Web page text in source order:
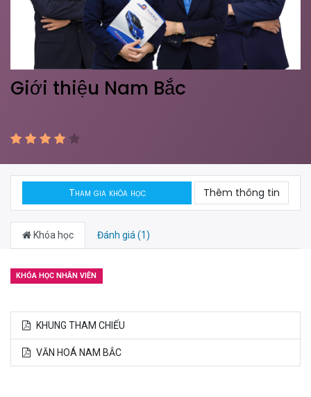
Giới thiệu Nam Bắc
Tham gia khóa học Thêm thông tin
Khóa học Đánh giá (1)
KHÓA HỌC NHÂN VIÊN
KHUNG THAM CHIẾU
VĂN HOÁ NAM BẮC